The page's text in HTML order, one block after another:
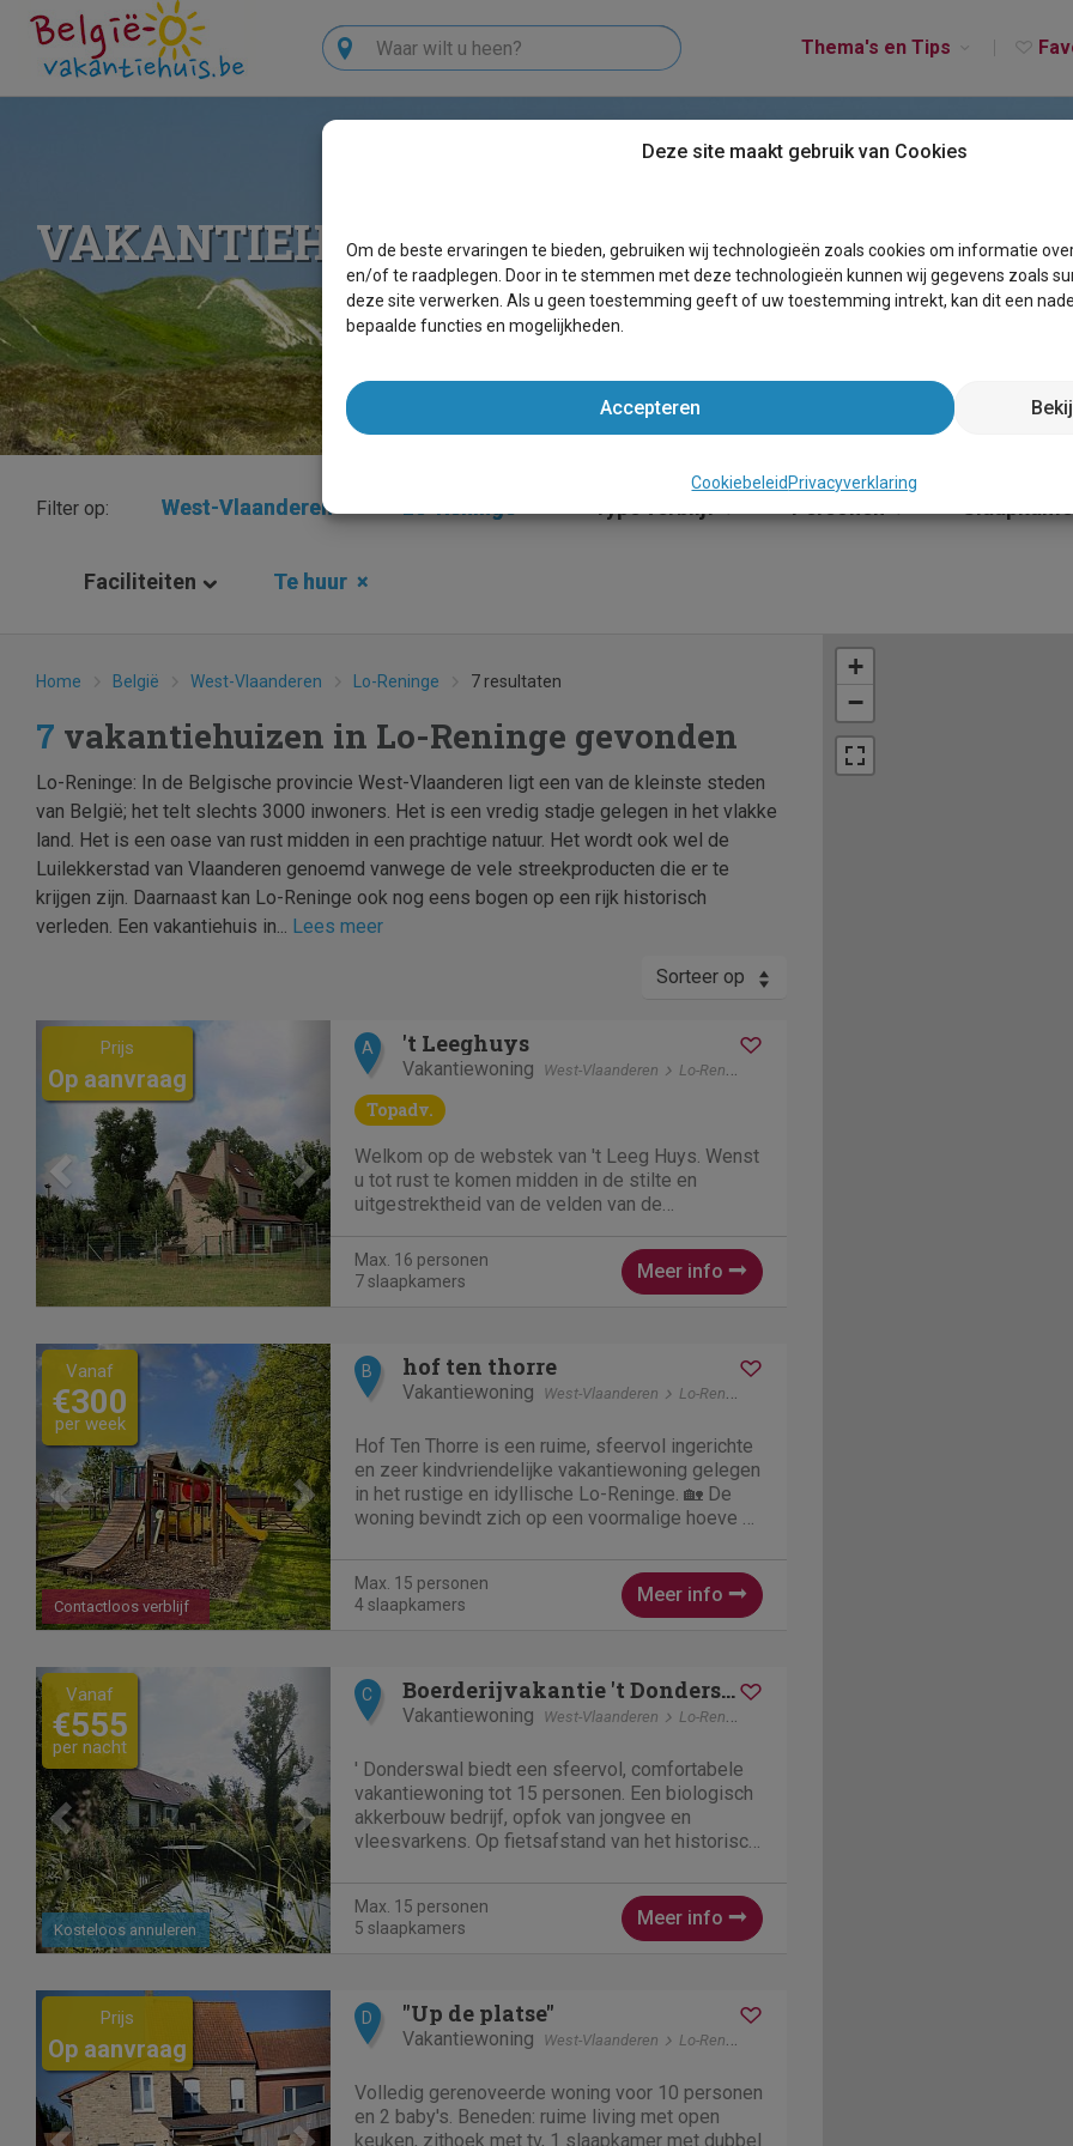
Thema's en Tips
Zoeken
VAKANTIEHUIZEN LO-RENINGE
Filter op: West-Vlaanderen
Faciliteiten Te huur ×
Home België West-Vlaanderen Lo-Reninge 7 resultaten
7 vakantiehuizen in Lo-Reninge gevonden
Lo-Reninge: In de Belgische provincie West-Vlaanderen ligt een van de kleinste steden
van België; het telt slechts 3000 inwoners. Het is een vredig stadje gelegen in het vlakke
land. Het is een oase van rust midden in een prachtige natuur. Het wordt ook wel de
Luilekkerstad van Vlaanderen genoemd vanwege de vele streekproducten die er te
krijgen zijn. Daarnaast kan Lo-Reninge ook nog eens bogen op een rijk historisch
verleden. Een vakantiehuis in... Lees meer
Sorteer op
Previous Next
Prijs
Op aanvraag
A 't Leeghuys
Vakantiewoning West-Vlaanderen Lo-Reninge
Topadv.
Welkom op de webstek van 't Leeg Huys. Wenst
u tot rust te komen midden in de stilte en
uitgestrektheid van de velden van de
adres. t Leeg Huys biedt accommodatie te huur
aan voor een groep tot 16 personen. Voor meer
Max. 16 personen
7 slaapkamers
Meer info
Previous Next
Contactloos verblijf
Vanaf
€300
per week
B hof ten thorre
Vakantiewoning West-Vlaanderen Lo-Reninge
Hof Ten Thorre is een ruime, sfeervol ingerichte
en zeer kindvriendelijke vakantiewoning gelegen
in het rustige en idyllische Lo-Reninge. 🏡 De
woning bevindt zich op een voormalige hoeve 🤠
open...
Max. 15 personen
4 slaapkamers
Meer info
Previous Next
Kosteloos annuleren
Vanaf
€555
per nacht
C Boerderijvakantie 't Donderswal
Vakantiewoning West-Vlaanderen Lo-Reninge
' Donderswal biedt een sfeervol, comfortabele
vakantiewoning tot 15 personen. Een biologisch
akkerbouw bedrijf, opfok van jongvee en
vleesvarkens. Op fietsafstand van het historisch
zorgen voor een...
Max. 15 personen
5 slaapkamers
Meer info
Previous Next
Prijs
Op aanvraag
D "Up de platse"
Vakantiewoning West-Vlaanderen Lo-Reninge
Volledig gerenoveerde woning voor 10 personen
en 2 baby's. Beneden: ruime living met open
keuken, zithoek met tv, 1 slaapkamer met dubbel
+
−
Deze site maakt gebruik van Cookies
Om de beste ervaringen te bieden, gebruiken wij technologieën zoals cookies om informatie
en/of te raadplegen. Door in te stemmen met deze technologieën kunnen wij gegevens zoals
deze site verwerken. Als u geen toestemming geeft of uw toestemming intrekt, kan dit een
bepaalde functies en mogelijkheden.
Accepteren
Cookiebeleid Privacyverklaring